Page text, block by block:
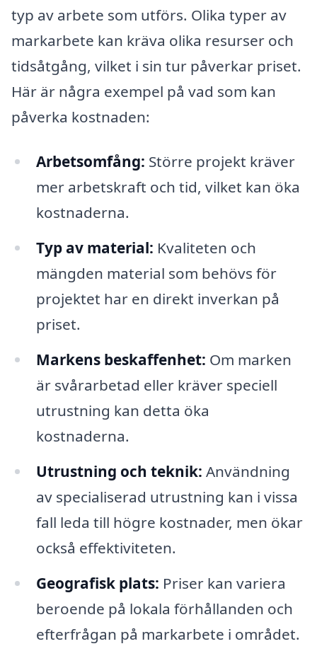
typ av arbete som utförs. Olika typer av
markarbete kan kräva olika resurser och
tidsåtgång, vilket i sin tur påverkar priset.
Här är några exempel på vad som kan
påverka kostnaden:
Arbetsomfång: Större projekt kräver
mer arbetskraft och tid, vilket kan öka
kostnaderna.
Typ av material: Kvaliteten och
mängden material som behövs för
projektet har en direkt inverkan på
priset.
Markens beskaffenhet: Om marken
är svårarbetad eller kräver speciell
utrustning kan detta öka
kostnaderna.
Utrustning och teknik: Användning
av specialiserad utrustning kan i vissa
fall leda till högre kostnader, men ökar
också effektiviteten.
Geografisk plats: Priser kan variera
beroende på lokala förhållanden och
efterfrågan på markarbete i området.